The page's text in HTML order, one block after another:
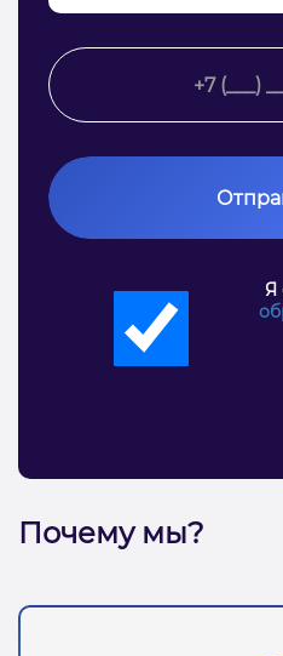
Я
Почему мы?